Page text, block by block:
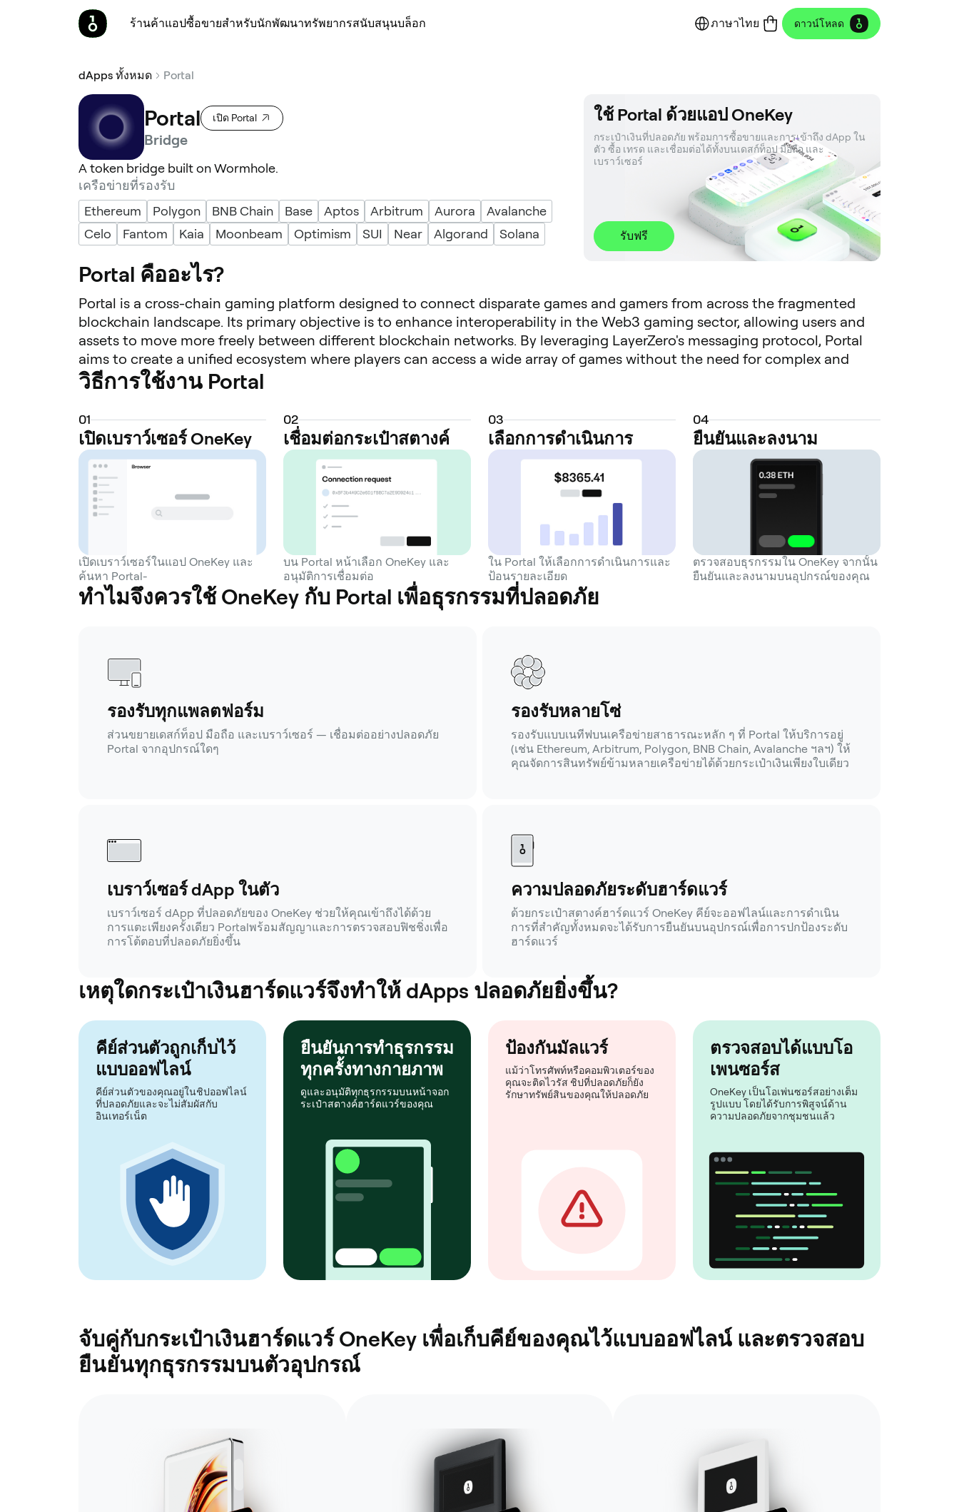
ร้านค้าแอปซื้อขายสำหรับนักพัฒนาทรัพยากรสนับสนุนบล็อก ภาษาไทย ดาวน์โหลด
dApps ทั้งหมด Portal
Portal เปิด Portal
Bridge
A token bridge built on Wormhole.
เครือข่ายที่รองรับ
Ethereum
Polygon BNB Chain Base Aptos Arbitrum Aurora
Avalanche
Celo
Fantom Kaia Moonbeam Optimism SUI Near Algorand Solana
ใช้ Portal ด้วยแอป OneKey
กระเป๋าเงินที่ปลอดภัย พร้อมการซื้อขายและการเข้าถึง dApp ใน
ตัว ซื้อ เทรด และเชื่อมต่อได้ทั้งบนเดสก์ท็อป มือถือ และ
เบราว์เซอร์
รับฟรี
Portal คืออะไร?
Portal is a cross-chain gaming platform designed to connect disparate games and gamers from across the fragmented
blockchain landscape. Its primary objective is to enhance interoperability in the Web3 gaming sector, allowing users and
assets to move more freely between different blockchain networks. By leveraging LayerZero's messaging protocol, Portal
aims to create a unified ecosystem where players can access a wide array of games without the need for complex and
often insecure bridging procedures. This infrastructure is built to address the challenge of isolated gaming communities
powered by the PORTAL token, a universal gaming coin that functions as both a utility and governance token. It is used to
facilitate transactions within the network, pay for transaction fees, and participate in the platform's governance. Users can
also stake the PORTAL token to earn rewards and secure the network. The platform features a unified discovery system for
players to find and play new Web3 games, along with a secure, single-account system that simplifies the onboarding
process for new users. This approach allows a player to manage their identity and assets across multiple games and chains
through one interface. Portal's technology facilitates the integration of games built on various chains, including
established networks like Ethereum and Solana, while also exploring ways to bring liquidity and assets from networks like
Bitcoin into the gaming and DeFi ecosystems. The project's goal is to lower the barrier to entry for both players and
developers, fostering a more connected and accessible environment. By providing a foundational layer for cross-chain
communication and transactions, Portal positions itself as an infrastructure solution aimed at unifying the future of Web3
gaming and entertainment.
วิธีการใช้งาน Portal
01
เปิดเบราว์เซอร์ OneKey
เปิดเบราว์เซอร์ในแอป OneKey และ
ค้นหา Portal-
02
เชื่อมต่อกระเป๋าสตางค์
บน Portal หน้าเลือก OneKey และ
อนุมัติการเชื่อมต่อ
03
เลือกการดำเนินการ
ใน Portal ให้เลือกการดำเนินการและ
ป้อนรายละเอียด
04
ยืนยันและลงนาม
ตรวจสอบธุรกรรมใน OneKey จากนั้น
ยืนยันและลงนามบนอุปกรณ์ของคุณ
ทำไมจึงควรใช้ OneKey กับ Portal เพื่อธุรกรรมที่ปลอดภัย
รองรับทุกแพลตฟอร์ม
ส่วนขยายเดสก์ท็อป มือถือ และเบราว์เซอร์ — เชื่อมต่ออย่างปลอดภัย
Portal จากอุปกรณ์ใดๆ
รองรับหลายโซ่
รองรับแบบเนทีฟบนเครือข่ายสาธารณะหลัก ๆ ที่ Portal ให้บริการอยู่
(เช่น Ethereum, Arbitrum, Polygon, BNB Chain, Avalanche ฯลฯ) ให้
คุณจัดการสินทรัพย์ข้ามหลายเครือข่ายได้ด้วยกระเป๋าเงินเพียงใบเดียว
เบราว์เซอร์ dApp ในตัว
เบราว์เซอร์ dApp ที่ปลอดภัยของ OneKey ช่วยให้คุณเข้าถึงได้ด้วย
การแตะเพียงครั้งเดียว Portalพร้อมสัญญาและการตรวจสอบฟิชชิ่งเพื่อ
การโต้ตอบที่ปลอดภัยยิ่งขึ้น
ความปลอดภัยระดับฮาร์ดแวร์
ด้วยกระเป๋าสตางค์ฮาร์ดแวร์ OneKey คีย์จะออฟไลน์และการดำเนิน
การที่สำคัญทั้งหมดจะได้รับการยืนยันบนอุปกรณ์เพื่อการปกป้องระดับ
ฮาร์ดแวร์
เหตุใดกระเป๋าเงินฮาร์ดแวร์จึงทำให้ dApps ปลอดภัยยิ่งขึ้น?
คีย์ส่วนตัวถูกเก็บไว้
แบบออฟไลน์
คีย์ส่วนตัวของคุณอยู่ในชิปออฟไลน์
ที่ปลอดภัยและจะไม่สัมผัสกับ
อินเทอร์เน็ต
ยืนยันการทำธุรกรรม
ทุกครั้งทางกายภาพ
ดูและอนุมัติทุกธุรกรรมบนหน้าจอก
ระเป๋าสตางค์ฮาร์ดแวร์ของคุณ
ป้องกันมัลแวร์
แม้ว่าโทรศัพท์หรือคอมพิวเตอร์ของ
คุณจะติดไวรัส ชิปที่ปลอดภัยก็ยัง
รักษาทรัพย์สินของคุณให้ปลอดภัย
ตรวจสอบได้แบบโอ
เพนซอร์ส
OneKey เป็นโอเพ่นซอร์สอย่างเต็ม
รูปแบบ โดยได้รับการพิสูจน์ด้าน
ความปลอดภัยจากชุมชนแล้ว
จับคู่กับกระเป๋าเงินฮาร์ดแวร์ OneKey เพื่อเก็บคีย์ของคุณไว้แบบออฟไลน์ และตรวจสอบ
ยืนยันทุกธุรกรรมบนตัวอุปกรณ์